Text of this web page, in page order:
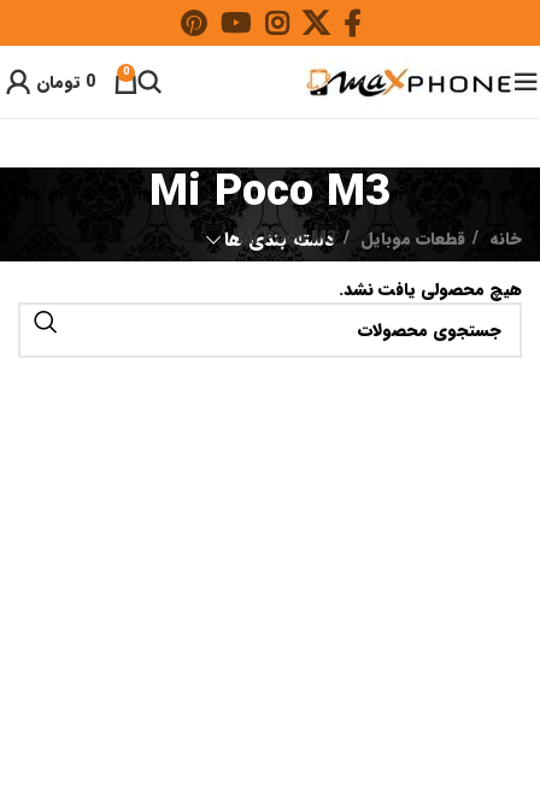
0
0 تومان
Mi Poco M3
دسته بندی ها خانه قطعات موبایل
Mi Poco M3
هیچ محصولی یافت نشد.